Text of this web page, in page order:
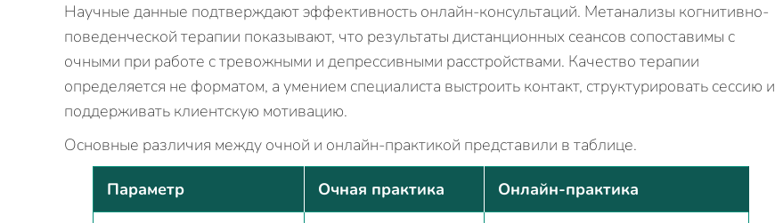
Научные данные подтверждают эффективность онлайн-консультаций. Метанализы когнитивно-
поведенческой терапии показывают, что результаты дистанционных сеансов сопоставимы с
очными при работе с тревожными и депрессивными расстройствами. Качество терапии
определяется не форматом, а умением специалиста выстроить контакт, структурировать сессию и
поддерживать клиентскую мотивацию.
Основные различия между очной и онлайн-практикой представили в таблице.
Параметр Очная практика Онлайн-практика